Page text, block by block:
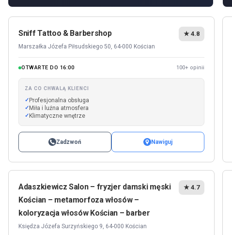
Sniff Tattoo & Barbershop
Marszałka Józefa Piłsudskiego 50, 64-000 Kościan
★ 4.8
OTWARTE DO 16:00 100+ opinii
ZA CO CHWALĄ KLIENCI
Profesjonalna obsługa
Miła i luźna atmosfera
Klimatyczne wnętrze
Zadzwoń Nawiguj
Adaszkiewicz Salon – fryzjer damski męski
Kościan – metamorfoza włosów –
koloryzacja włosów Kościan – barber
Księdza Józefa Surzyńskiego 9, 64-000 Kościan
★ 4.7